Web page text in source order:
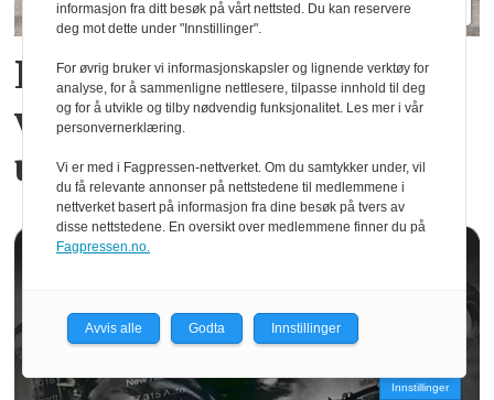
Lastebilen er et rullende
verksted med alt av
utstyr
Innstillinger
informasjon fra ditt besøk på vårt nettsted. Du kan reservere
deg mot dette under "Innstillinger".
For øvrig bruker vi informasjonskapsler og lignende verktøy for
analyse, for å sammenligne nettlesere, tilpasse innhold til deg
og for å utvikle og tilby nødvendig funksjonalitet. Les mer i vår
personvernerklæring.
Vi er med i Fagpressen-nettverket. Om du samtykker under, vil
du få relevante annonser på nettstedene til medlemmene i
nettverket basert på informasjon fra dine besøk på tvers av
disse nettstedene. En oversikt over medlemmene finner du på
Fagpressen.no.
Avvis alle Godta Innstillinger